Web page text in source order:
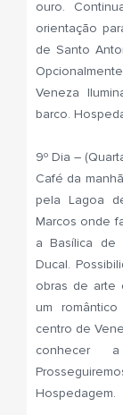
ouro.
orientação
de Santo
Veneza
barco.
9º Dia –
Café da
pela Lagoa
Marcos onde
a Basílica de
Ducal.
obras de arte
um
centro de
conhecer
Hospedagem.